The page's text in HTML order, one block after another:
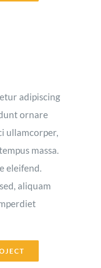
adipiscing
ornare
ullamcorper,
massa.
eleifend.
aliquam